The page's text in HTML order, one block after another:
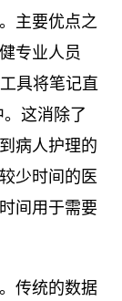
主要优点之
专业人员
具将笔记直
这消除了
病人护理的
少时间的医
间用于需要
传统的数据